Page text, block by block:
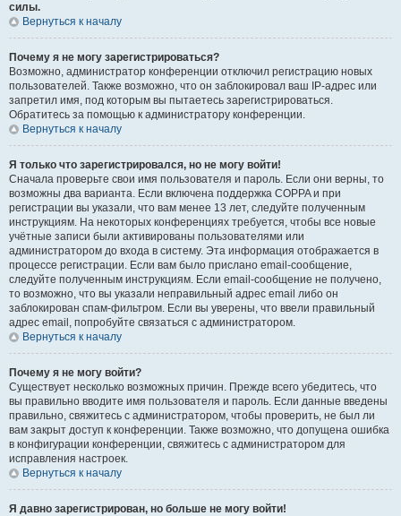
силы.
Вернуться к началу
Почему я не могу зарегистрироваться?
Возможно, администратор конференции отключил регистрацию новых
пользователей. Также возможно, что он заблокировал ваш IP-адрес или
запретил имя, под которым вы пытаетесь зарегистрироваться.
Обратитесь за помощью к администратору конференции.
Вернуться к началу
Я только что зарегистрировался, но не могу войти!
Сначала проверьте свои имя пользователя и пароль. Если они верны, то
возможны два варианта. Если включена поддержка COPPA и при
регистрации вы указали, что вам менее 13 лет, следуйте полученным
инструкциям. На некоторых конференциях требуется, чтобы все новые
учётные записи были активированы пользователями или
администратором до входа в систему. Эта информация отображается в
процессе регистрации. Если вам было прислано email-сообщение,
следуйте полученным инструкциям. Если email-сообщение не получено,
то возможно, что вы указали неправильный адрес email либо он
заблокирован спам-фильтром. Если вы уверены, что ввели правильный
адрес email, попробуйте связаться с администратором.
Вернуться к началу
Почему я не могу войти?
Существует несколько возможных причин. Прежде всего убедитесь, что
вы правильно вводите имя пользователя и пароль. Если данные введены
правильно, свяжитесь с администратором, чтобы проверить, не был ли
вам закрыт доступ к конференции. Также возможно, что допущена ошибка
в конфигурации конференции, свяжитесь с администратором для
исправления настроек.
Вернуться к началу
Я давно зарегистрирован, но больше не могу войти!